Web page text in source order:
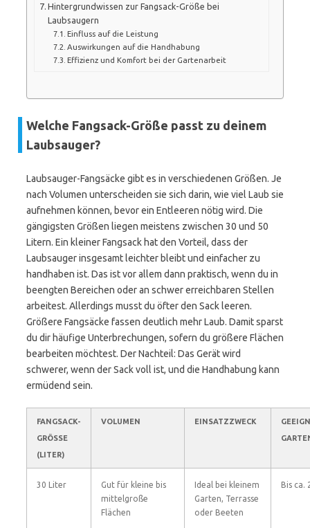
Hintergrundwissen zur Fangsack-Größe bei
Laubsaugern
Einfluss auf die Leistung
Auswirkungen auf die Handhabung
Effizienz und Komfort bei der Gartenarbeit
Welche Fangsack-Größe passt zu deinem
Laubsauger?
Laubsauger-Fangsäcke gibt es in verschiedenen Größen. Je
nach Volumen unterscheiden sie sich darin, wie viel Laub sie
aufnehmen können, bevor ein Entleeren nötig wird. Die
gängigsten Größen liegen meistens zwischen 30 und 50
Litern. Ein kleiner Fangsack hat den Vorteil, dass der
Laubsauger insgesamt leichter bleibt und einfacher zu
handhaben ist. Das ist vor allem dann praktisch, wenn du in
beengten Bereichen oder an schwer erreichbaren Stellen
arbeitest. Allerdings musst du öfter den Sack leeren.
Größere Fangsäcke fassen deutlich mehr Laub. Damit sparst
du dir häufige Unterbrechungen, sofern du größere Flächen
bearbeiten möchtest. Der Nachteil: Das Gerät wird
schwerer, wenn der Sack voll ist, und die Handhabung kann
ermüdend sein.
FANGSACK-
GRÖSSE (
LITER)
VOLUMEN EINSATZZWECK
30 Liter
Gut für kleine bis
mittelgroße
Flächen
Ideal bei kleinem
Garten, Terrasse
oder Beeten
Bis ca.